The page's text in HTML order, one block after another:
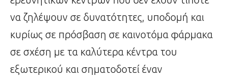
να ζηλέψουν σε δυνατότητες, υποδομή και
κυρίως σε πρόσβαση σε καινοτόμα φάρμακα
σε σχέση με τα καλύτερα κέντρα του
εξωτερικού και σηματοδοτεί έναν